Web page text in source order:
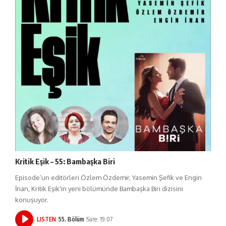
Kritik Eşik – 55: Bambaşka Biri
Episode’un editörleri Özlem Özdemir, Yasemin Şefik ve Engin
İnan, Kritik Eşik'in yeni bölümünde Bambaşka Biri dizisini
konuşuyor.
LISTEN 55. Bölüm Süre: 19:07